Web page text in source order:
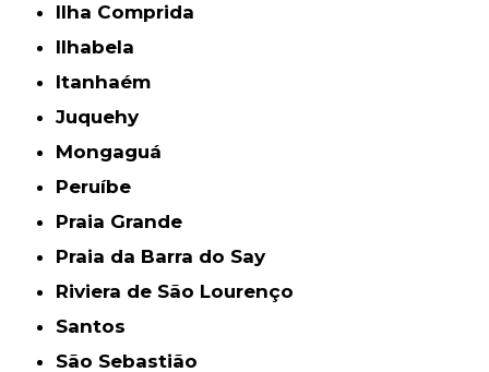
Ilha Comprida
Ilhabela
Itanhaém
Juquehy
Mongaguá
Peruíbe
Praia Grande
Praia da Barra do Say
Riviera de São Lourenço
Santos
São Sebastião